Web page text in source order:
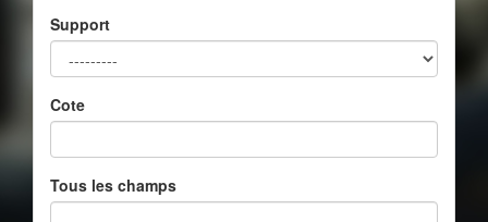
Support
Cote
Tous les champs